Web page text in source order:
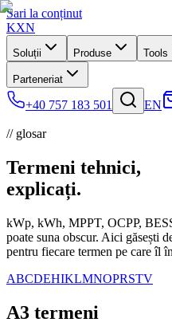
Sari la conținut
KXN
Soluții Produse Tools
Parteneriat
+40 757 183 501 EN
// glosar
Termeni tehnici,
explicați.
kWp, kWh, MPPT, OCPP,
poate suna obscur. Aici găsești
pentru fiecare termen pe care îl
ABCDEHIKLMNOPRSTV
A3 termeni